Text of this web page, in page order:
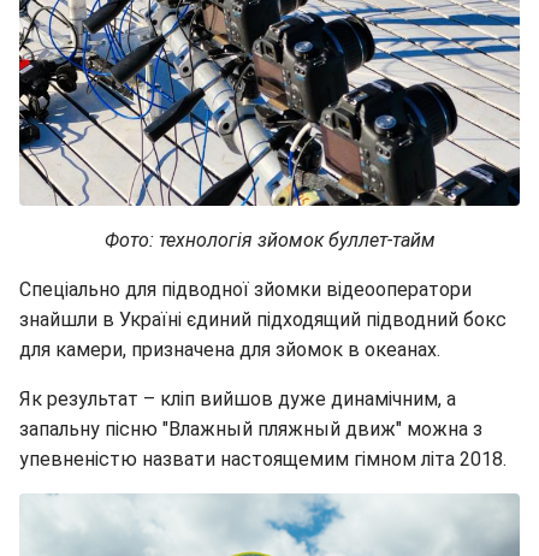
Фото: технологія зйомок буллет-тайм
Спеціально для підводної зйомки відеооператори
знайшли в Україні єдиний підходящий підводний бокс
для камери, призначена для зйомок в океанах.
Як результат – кліп вийшов дуже динамічним, а
запальну пісню "Влажный пляжный движ" можна з
упевненістю назвати настоящемим гімном літа 2018.